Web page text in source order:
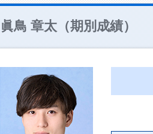
眞鳥 章太（期別成績）